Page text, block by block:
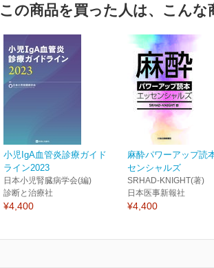
この商品を買った人は、こんな
小児IgA血管炎診療ガイド
ライン2023
日本小児腎臓病学会(編)
診断と治療社
¥4,400
麻酔パワーアップ読
センシャルズ
SRHAD-KNIGHT(著)
日本医事新報社
¥4,400